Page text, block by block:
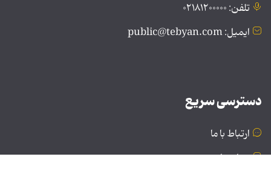
تلفن: ۰۲۱۸۱۲۰۰۰۰۰
ایمیل: public@tebyan.com
دسترسی سریع
ارتباط با ما
درباره ما